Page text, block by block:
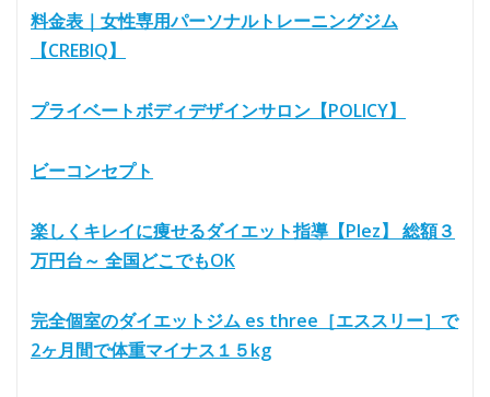
料金表｜女性専用パーソナルトレーニングジム
【CREBIQ】
プライベートボディデザインサロン【POLICY】
ビーコンセプト
楽しくキレイに痩せるダイエット指導【Plez】 総額３
万円台～ 全国どこでもOK
完全個室のダイエットジム es three［エススリー］で
2ヶ月間で体重マイナス１５kg